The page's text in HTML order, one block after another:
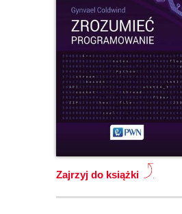
Zajrzyj do książki